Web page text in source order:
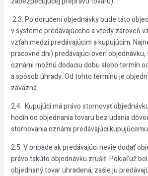
2.3. Po doručení objednávky bude táto
v systéme predávajúceho a vtedy zároveň
vzťah medzi predávajúcim a kupujúcim.
pracovné dni) predávajúci overí objednávku,
oznámi možnú dodaciu dobu alebo termín
a spôsob úhrady. Od tohto termínu je
záväzná.
2.4. Kupujúci má právo stornovať
hodín od objednania tovaru bez udania
stornovania oznámi predávajúci
2.5. V prípade ak predávajúci nevie dodať
právo takúto objednávku zrušiť. Pokiaľ už
objednaný tovar uhradená, zašle ju